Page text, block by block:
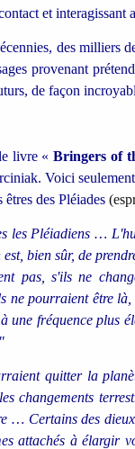
et interagissant
des milliers
provenant
de façon
livre «Bringers of
Voici
des Pléiades
les Pléiadiens …
bien sûr, de
pas, s'ils ne
ne pourraient être
une fréquence plus
quitter la
changements
… Certains des
attachés à élargir